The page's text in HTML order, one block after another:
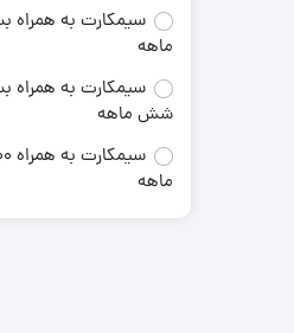
ماهه
شش ماهه
ماهه